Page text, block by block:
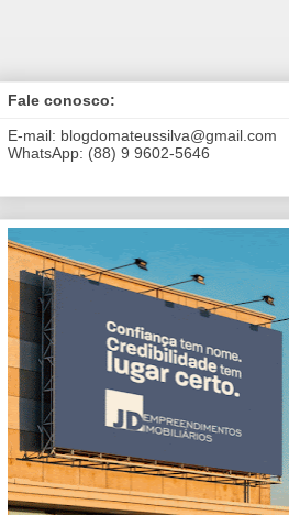
Fale conosco:
E-mail: blogdomateussilva@gmail.com
WhatsApp: (88) 9 9602-5646